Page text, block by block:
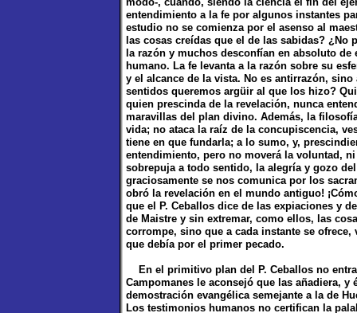
entendimiento a la fe por algunos instantes
estudio no se comienza por el asenso al
las cosas creídas que el de las sabidas?
la razón y muchos desconfían en absoluto
humano. La fe levanta a la razón sobre su
y el alcance de la vista. No es antirrazón,
sentidos queremos argüir al que los hizo?
quien prescinda de la revelación, nunca
maravillas del plan divino. Además, la
vida; no ataca la raíz de la concupiscencia,
tiene en que fundarla; a lo sumo, y,
entendimiento, pero no moverá la voluntad,
sobrepuja a todo sentido, la alegría y gozo
graciosamente se nos comunica por los
obró la revelación en el mundo antiguo!
que el P. Ceballos dice de las expiaciones y
de Maistre y sin extremar, como ellos, las
corrompe, sino que a cada instante se
que debía por el primer pecado.
En el primitivo plan del P. Ceballos no
Campomanes le aconsejó que las añadiera,
demostración evangélica semejante a la de
Los testimonios humanos no certifican la